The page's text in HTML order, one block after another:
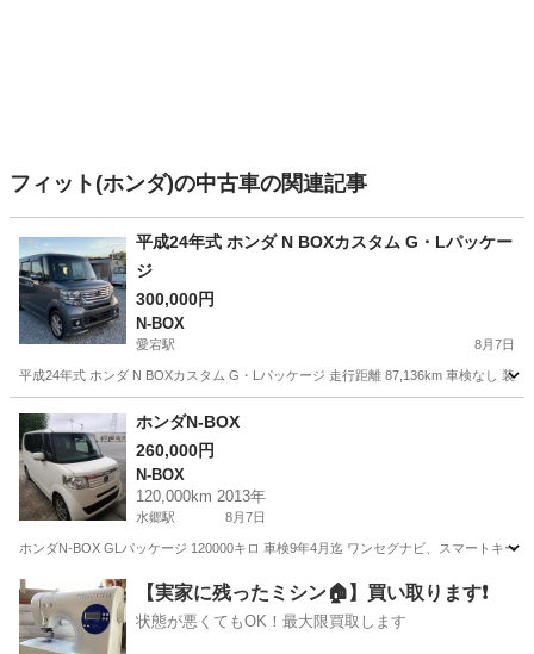
フィット(ホンダ)の中古車の関連記事
平成24年式 ホンダ N BOXカスタム G・Lパッケー
ジ
300,000円
N-BOX
愛宕駅 8月7日
平成24年式 ホンダ N BOXカスタム G・Lパッケージ 走行距離 87,136km 車検なし 装
千葉 野田市 愛宕駅
ホンダN-BOX
260,000円
N-BOX
120,000km 2013年
水郷駅 8月7日
ホンダN-BOX GLパッケージ 120000キロ 車検9年4月迄 ワンセグナビ、スマートキ
香取市 水郷駅 N-BOX
【実家に残ったミシン🏠】買い取ります❗️
状態が悪くてもOK！最大限買取します